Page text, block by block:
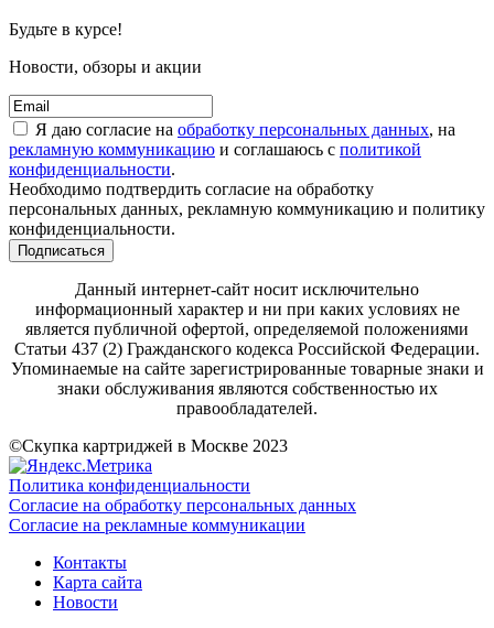
Будьте в курсе!
Новости, обзоры и акции
Я даю согласие на обработку персональных данных, на
рекламную коммуникацию и соглашаюсь с политикой
конфиденциальности.
Необходимо подтвердить согласие на обработку
персональных данных, рекламную коммуникацию и политику
конфиденциальности.
Подписаться
Данный интернет-сайт носит исключительно
информационный характер и ни при каких условиях не
является публичной офертой, определяемой положениями
Статьи 437 (2) Гражданского кодекса Российской Федерации.
Упоминаемые на сайте зарегистрированные товарные знаки и
знаки обслуживания являются собственностью их
правообладателей.
©Скупка картриджей в Москве 2023
Политика конфиденциальности
Согласие на обработку персональных данных
Согласие на рекламные коммуникации
Контакты
Карта сайта
Новости